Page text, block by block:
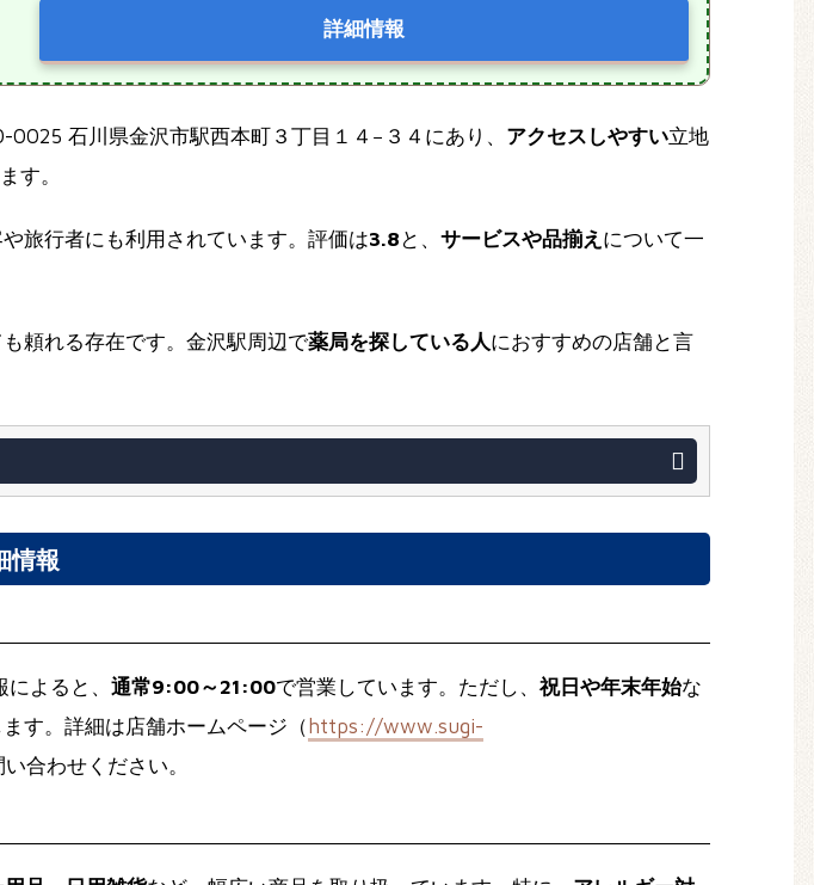
詳細情報
0025 石川県金沢市駅西本町３丁目１４−３４にあり、 アクセスしやすい立地
す。
旅行者にも利用されています。評価は3.8 と、 サービスや品揃え について一
も頼れる存在です。金沢駅周辺で薬局を探している人におすすめの店舗と言
情報
よると、 通常9:00～21:00で営業しています。ただし、祝日や年末年始な
す。詳細は店舗ホームページ（https://www.sugi-
合わせください。